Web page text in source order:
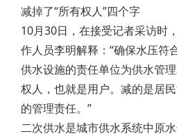
减掉了“所有权人”四个字
10月30日，在接受记者采访时
作人员李明解释：“确保水压符
供水设施的责任单位为供水管
权人，也就是用户。减的是居
的管理责任。”
二次供水是城市供水系统中原